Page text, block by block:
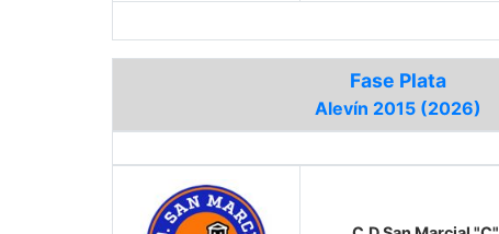
Fase Plata
Alevín 2015 (2026)